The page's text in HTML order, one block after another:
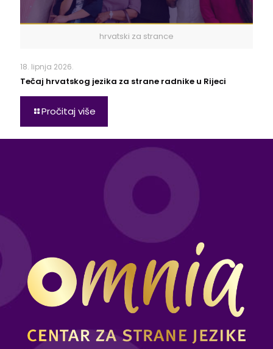
hrvatski za strance
18. lipnja 2026.
Tečaj hrvatskog jezika za strane radnike u Rijeci
Pročitaj više